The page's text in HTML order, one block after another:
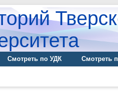
Смотреть по УДК
Смотреть